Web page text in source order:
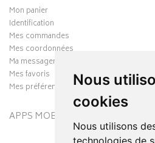
Nous
cookies
Nous utilisons
technologies de
Mon panier
Identification
Mes commandes
Mes coordonnées
Ma messagerie
Mes favoris
Mes préférences Cookies
APPS MOBILES